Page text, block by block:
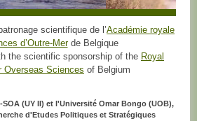
scientifique de l’Académie royale
d’Outre-Merde Belgique
the scientific sponsorship of the Royal
Overseas Sciences of Belgium
(UY II) et l'Université Omar Bongo (UOB),
d'Etudes Politiques et Stratégiques